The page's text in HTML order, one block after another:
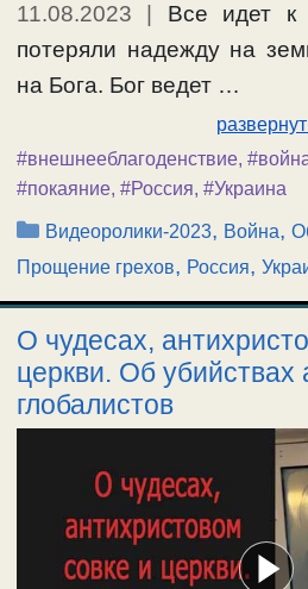
11.08.2023
Все идет к
потеряли надежду на
на Бога. Бог ведет …
#внешнееблагоденствие,
#покаяние, #Россия, #Украина
Рубрики
Видеоролики-2023, Война,
Прощение грехов, Россия,
О чудесах,
церкви. Об убийствах
глобалистов